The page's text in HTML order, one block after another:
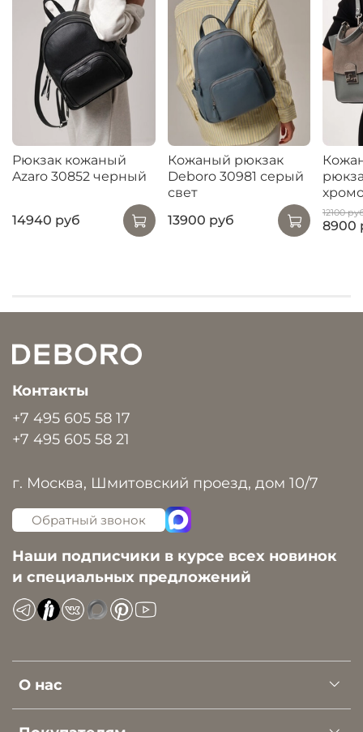
Рюкзак кожаный
Azaro 30852 черный
14940 руб
Кожаный рюкзак
Deboro 30981 серый
свет
13900 руб
12100
8900
О нас
Контакты
+7 495 605 58 17
+7 495 605 58 21
г. Москва, Шмитовский проезд, дом 10/7
Обратный звонок
Наши подписчики в курсе всех новинок
и специальных предложений